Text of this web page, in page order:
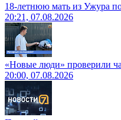
18-летнюю мать из Ужура
20:21, 07.08.2026
«Новые люди» проверили
20:00, 07.08.2026